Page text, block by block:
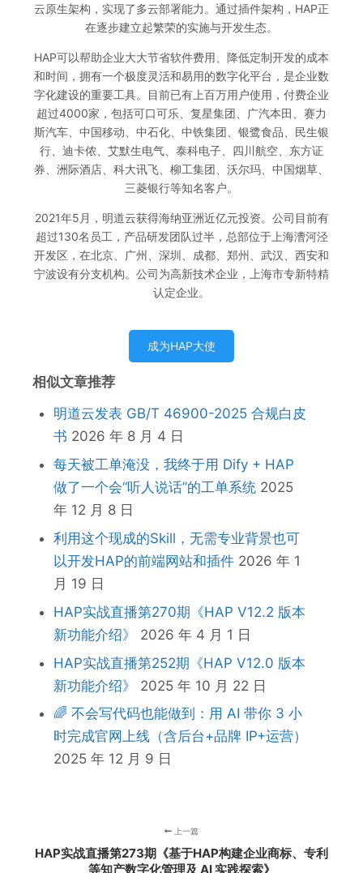
云原生架构，实现了多云部署能力。通过插件架构，HAP正
在逐步建立起繁荣的实施与开发生态。
HAP可以帮助企业大大节省软件费用、降低定制开发的成本
和时间，拥有一个极度灵活和易用的数字化平台，是企业数
字化建设的重要工具。目前已有上百万用户使用，付费企业
超过4000家，包括可口可乐、复星集团、广汽本田、赛力
斯汽车、中国移动、中石化、中铁集团、银鹭食品、民生银
行、迪卡侬、艾默生电气、泰科电子、四川航空、东方证
券、洲际酒店、科大讯飞、柳工集团、沃尔玛、中国烟草、
三菱银行等知名客户。
2021年5月，明道云获得海纳亚洲近亿元投资。公司目前有
超过130名员工，产品研发团队过半，总部位于上海漕河泾
开发区，在北京、广州、深圳、成都、郑州、武汉、西安和
宁波设有分支机构。公司为高新技术企业，上海市专新特精
认定企业。
成为HAP大使
相似文章推荐
明道云发表 GB/T 46900-2025 合规白皮
书 2026 年 8 月 4 日
每天被工单淹没，我终于用 Dify + HAP
做了一个会“听人说话”的工单系统2025
年 12 月 8 日
利用这个现成的Skill，无需专业背景也可
以开发HAP的前端网站和插件2026 年 1
月 19 日
HAP实战直播第270期《HAP V12.2 版本
新功能介绍》
2026 年 4 月 1 日
HAP实战直播第252期《HAP V12.0 版本
新功能介绍》
2025 年 10 月 22 日
🌈 不会写代码也能做到：用 AI 带你 3 小
时完成官网上线（含后台+品牌 IP+运营）
2025 年 12 月 9 日
上一篇
HAP实战直播第273期《基于HAP构建企业商标、专利
等知产数字化管理及 AI 实践探索》